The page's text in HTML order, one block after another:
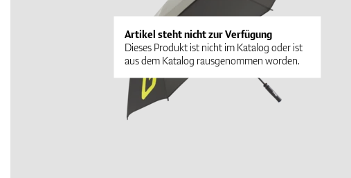
Artikel steht nicht zur Verfügung
Dieses Produkt ist nicht im Katalog oder ist
aus dem Katalog rausgenommen worden.